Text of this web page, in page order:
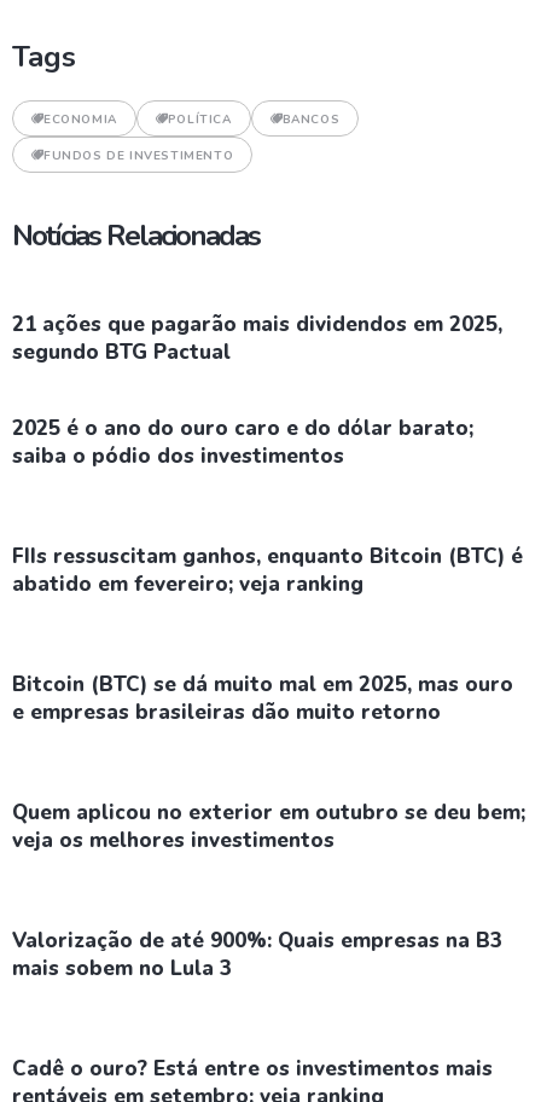
Tags
ECONOMIA POLÍTICA BANCOS
FUNDOS DE INVESTIMENTO
Notícias Relacionadas
21 ações que pagarão mais dividendos em 2025,
segundo BTG Pactual
2025 é o ano do ouro caro e do dólar barato;
saiba o pódio dos investimentos
FIIs ressuscitam ganhos, enquanto Bitcoin (BTC) é
abatido em fevereiro; veja ranking
Bitcoin (BTC) se dá muito mal em 2025, mas ouro
e empresas brasileiras dão muito retorno
Quem aplicou no exterior em outubro se deu bem;
veja os melhores investimentos
Valorização de até 900%: Quais empresas na B3
mais sobem no Lula 3
Cadê o ouro? Está entre os investimentos mais